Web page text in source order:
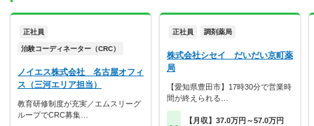
正社員
治験コーディネーター（CRC）
ノイエス株式会社 名古屋オフィ
ス（三河エリア担当）
教育研修制度が充実／エムスリーグ
ループでCRC募集…
正社員 調剤薬局
株式会社シセイ だいだい京町薬
局
【愛知県豊田市】17時30分で営業時
間が終えられる…
【月収】37.0万円～57.0万円